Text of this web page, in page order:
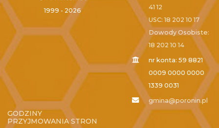
1999 - 2026
41 12
USC: 18 202 10 17
Dowody Osobiste:
18 202 10 14
nr konta: 59 8821
0009 0000 0000
1339 0031
gmina@poronin.pl
GODZINY
PRZYJMOWANIA STRON